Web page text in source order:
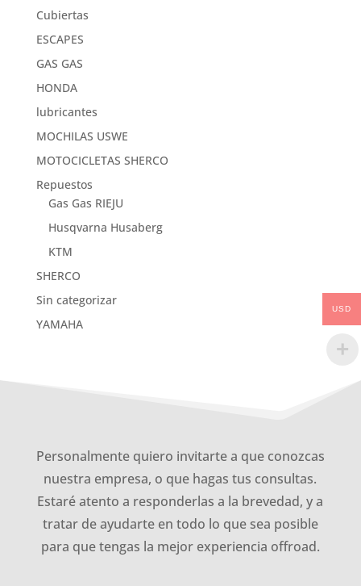
Cubiertas
ESCAPES
GAS GAS
HONDA
lubricantes
MOCHILAS USWE
MOTOCICLETAS SHERCO
Repuestos
Gas Gas RIEJU
Husqvarna Husaberg
KTM
SHERCO
Sin categorizar
YAMAHA
Personalmente quiero invitarte a que conozcas
nuestra empresa, o que hagas tus consultas.
Estaré atento a responderlas a la brevedad, y a
tratar de ayudarte en todo lo que sea posible
para que tengas la mejor experiencia offroad.
USD